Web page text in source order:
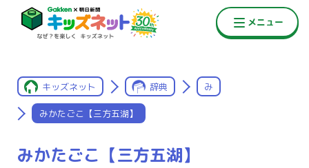
キッズネット 辞典 み
みかたごこ【三方五湖】
みかたごこ【三方五湖】